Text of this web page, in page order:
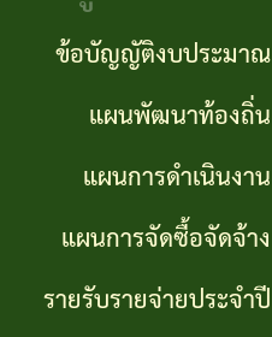
ภาค
รัฐ
(e-
GP)
คู่มือ
การ
จ่าย
ประจำ
ปี
รายงาน
ผลการ
ดำเนิน
กิจกรรม
การ
ประชุม
สภา
แผน
ข้อบัญญัติงบประมาณ
แผนพัฒนาท้องถิ่น
แผนการดำเนินงาน
แผนการจัดซื้อจัดจ้าง
รายรับรายจ่ายประจำปี